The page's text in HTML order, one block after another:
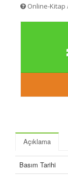
Online-Kitap
Açıklama
Basım Tarihi